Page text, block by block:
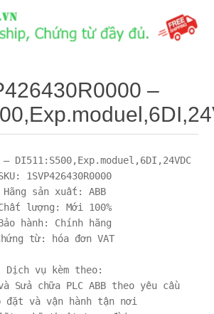
phase
–
– DI511:S500,Exp.moduel,6DI,24VDC
1SVP426430R0000
Hãng sản xuất: ABB
lượng: Mới 100%
hành: Chính hãng
từ: hóa đơn VAT
Dịch vụ kèm theo:
Sửa chữa PLC ABB theo yêu cầu
đặt và vận hành tận nơi